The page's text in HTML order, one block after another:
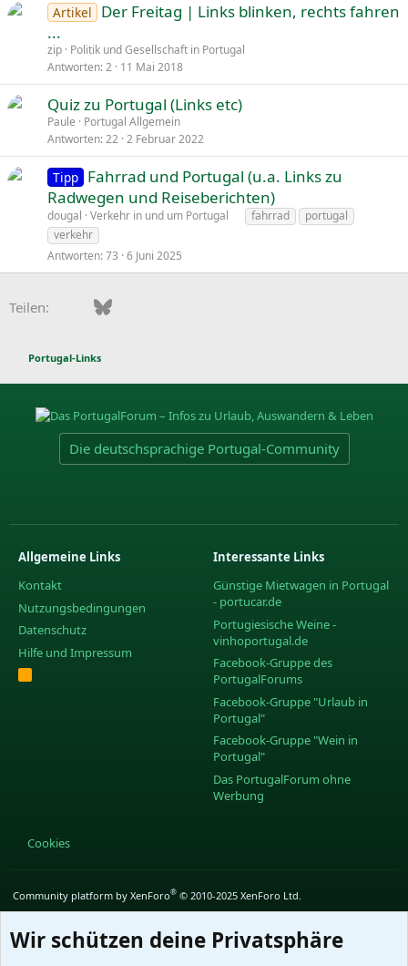
Artikel
Der Freitag | Links blinken, rechts fahren
...
zip Politik und Gesellschaft in Portugal
Antworten 2 11 Mai 2018
Quiz zu Portugal (Links etc)
Paule
Portugal Allgemein
Antworten 22 2 Februar 2022
i
g
Tipp Fahrrad und Portugal (u.a. Links zu
Radwegen und Reiseberichten)
dougal Verkehr in und um Portugal fahrrad
portugal
verkehr
Antworten 73 6 Juni 2025
Teilen: FacebookBluesky
Portugal-Links
Die deutschsprachige Portugal-Community
Allgemeine Links
Kontakt
Nutzungsbedingungen
Datenschutz
Hilfe und Impressum
R
Interessante Links
Günstige Mietwagen in Portugal
- portucar.de
Portugiesische Weine -
vinhoportugal.de
Facebook-Gruppe des
PortugalForums
Facebook-Gruppe "Urlaub in
Portugal"
Facebook-Gruppe "Wein in
Portugal"
Das PortugalForum ohne
Werbung
Cookies
Community platform by XenForo® © 2010-2025 XenForo Ltd.
Wir schützen deine Privatsphäre